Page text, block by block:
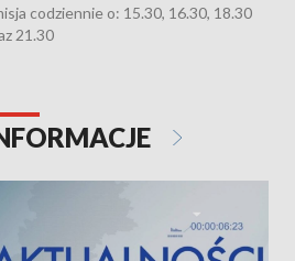
codziennie o: 15.30, 16.30, 18.30
21.30